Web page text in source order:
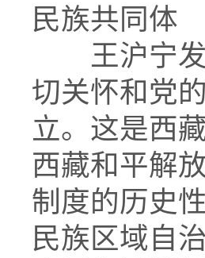
民族共同体
王沪宁
切关怀和党
立。这是西
西藏和平解
制度的历史
民族区域自